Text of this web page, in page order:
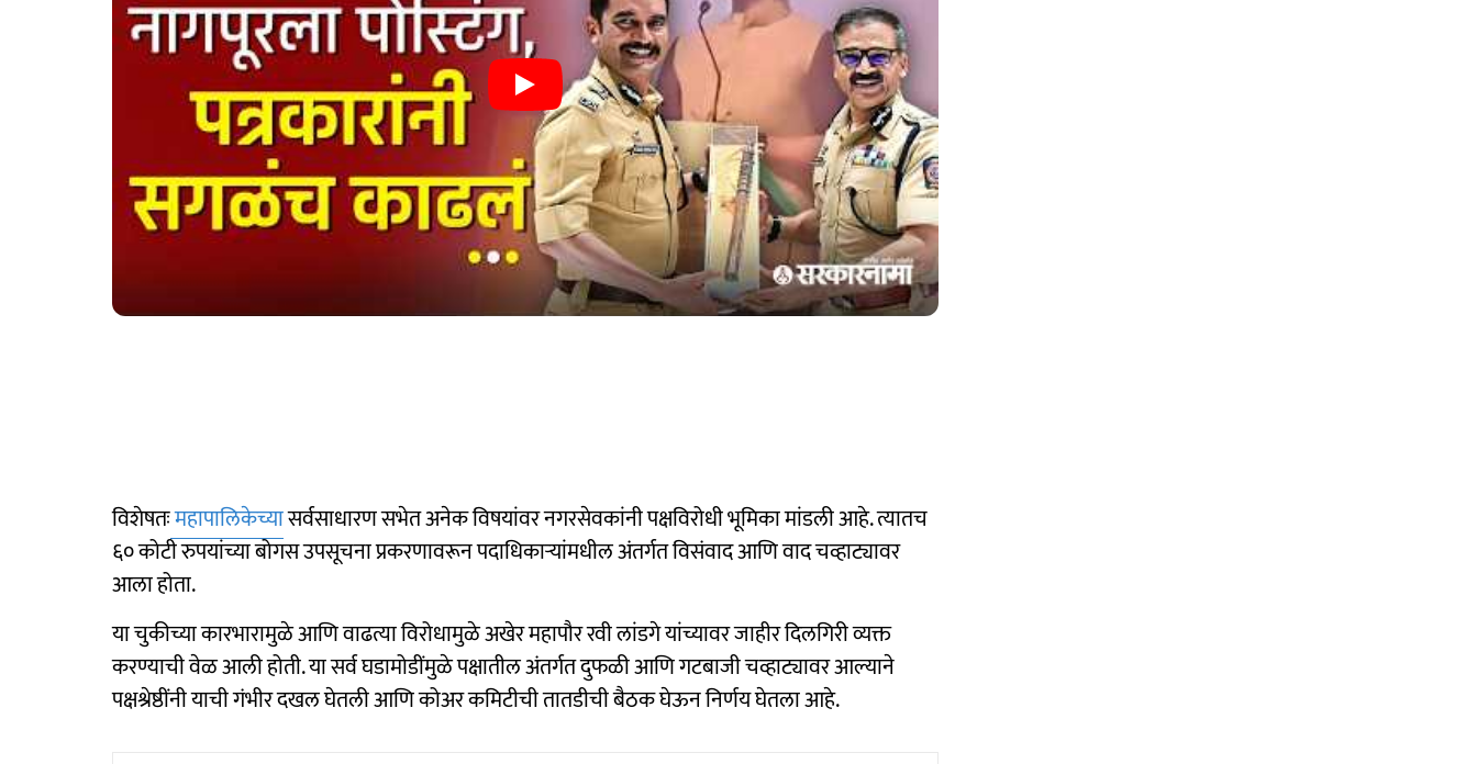
विशेषतःमहापालिकेच्यासर्वसाधारण सभेत अनेक विषयांवर नगरसेवकांनी पक्षविरोधी भूमिका मांडली आहे. त्यातच
६० कोटी रुपयांच्या बोगस उपसूचना प्रकरणावरून पदाधिकाऱ्यांमधील अंतर्गत विसंवाद आणि वाद चव्हाट्यावर
आला होता.
या चुकीच्या कारभारामुळे आणि वाढत्या विरोधामुळे अखेर महापौर रवी लांडगे यांच्यावर जाहीर दिलगिरी व्यक्त
करण्याची वेळ आली होती. या सर्व घडामोडींमुळे पक्षातील अंतर्गत दुफळी आणि गटबाजी चव्हाट्यावर आल्याने
पक्षश्रेष्ठींनी याची गंभीर दखल घेतली आणि कोअर कमिटीची तातडीची बैठक घेऊन निर्णय घेतला आहे.